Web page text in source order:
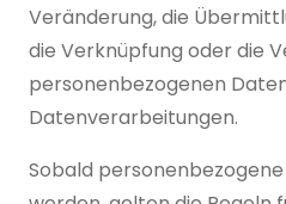
Veränderung, die
die Verknüpfung oder die
personenbezogenen
Datenverarbeitungen.
Sobald